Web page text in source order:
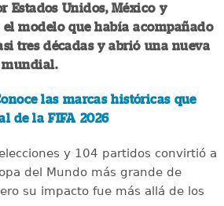
Estados Unidos, México y
modelo que había acompañado
tres décadas y abrió una nueva
mundial.
las marcas históricas que
de la FIFA 2026
y 104 partidos convirtió a
del Mundo más grande de
su impacto fue más allá de los